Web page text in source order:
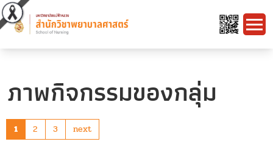
ภาพกิจกรรมของกลุ่ม
1 2 3 next